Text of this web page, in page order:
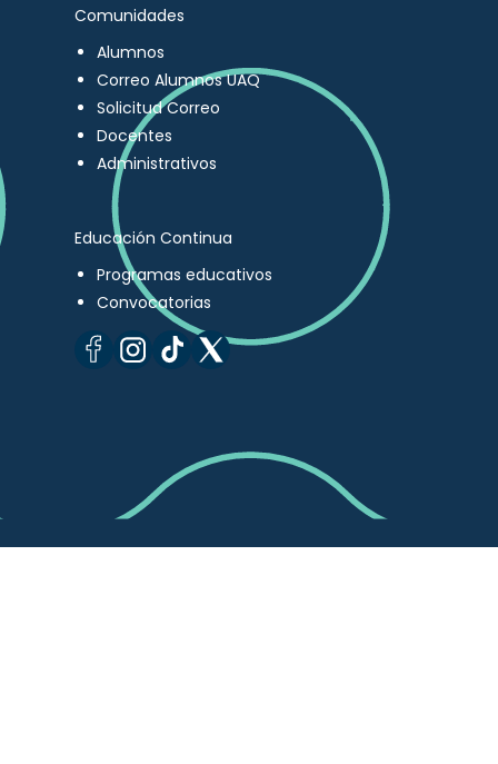
Comunidades
Alumnos
Correo Alumnos UAQ
Solicitud Correo
Docentes
Administrativos
Educación Continua
Programas educativos
Convocatorias